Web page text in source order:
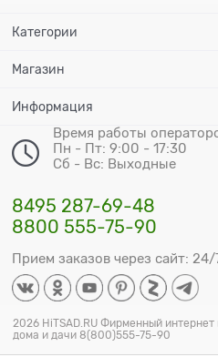
Категории
Магазин
Информация
Время работы
Пн - Пт: 9:00 - 17:30
Сб - Вс: Выходные
8495 287-69-48
8800 555-75-90
Прием заказов через сайт: 24/
2026 HiTSAD.RU Фирменный
дома и дачи 8(800)555-75-90